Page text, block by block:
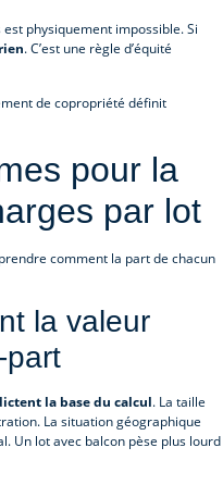
est physiquement impossible. Si
. C’est une règle d’équité
de copropriété définit
pour la
par lot
comment la part de chacun
la valeur
part
la base du calcul. La taille
La situation géographique
Un lot avec balcon pèse plus lourd